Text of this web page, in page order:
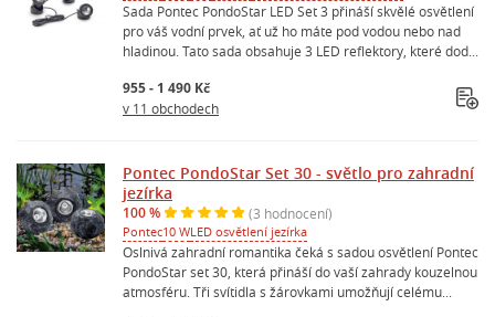
Sada Pontec PondoStar LED Set 3 přináší skvělé osvětlení
pro váš vodní prvek, ať už ho máte pod vodou nebo nad
hladinou. Tato sada obsahuje 3 LED reflektory, které dod...
955 - 1 490 Kč
v 11 obchodech
Pontec PondoStar Set 30 - světlo pro zahradní
jezírka
100 % (3 hodnocení)
Pontec10 WLED osvětlení jezírka
Oslnivá zahradní romantika čeká s sadou osvětlení Pontec
PondoStar set 30, která přináší do vaší zahrady kouzelnou
atmosféru. Tři svítidla s žárovkami umožňují celému...